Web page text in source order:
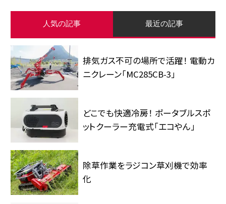
人気の記事 最近の記事
排気ガス不可の場所で活躍！ 電動カ
ニクレーン「MC285CB-3」
どこでも快適冷房！ ポータブルスポ
ットクーラー充電式「エコやん」
除草作業をラジコン草刈機で効率
化